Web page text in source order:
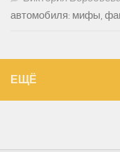
автомобиля: мифы,
ЕЩЁ